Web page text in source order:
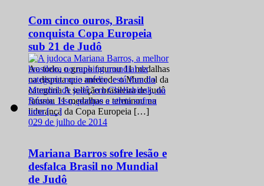
Com cinco ouros, Brasil
conquista Copa Europeia
sub 21 de Judô
Ao todo, o grupo faturou 11 medalhas
na disputa que antecede o Mundial da
categoria A seleção brasileira de judô
faturou 11 medalhas e terminou na
liderança da Copa Europeia […]
029 de julho de 2014
Mariana Barros sofre lesão e
desfalca Brasil no Mundial
de Judô